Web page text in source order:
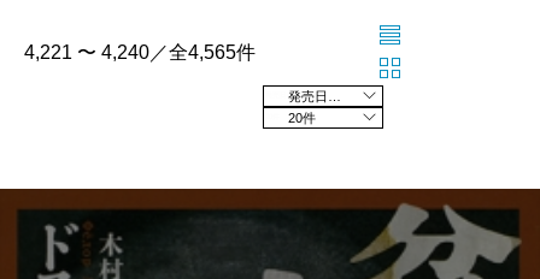
4,221 〜 4,240／全4,565件
20件